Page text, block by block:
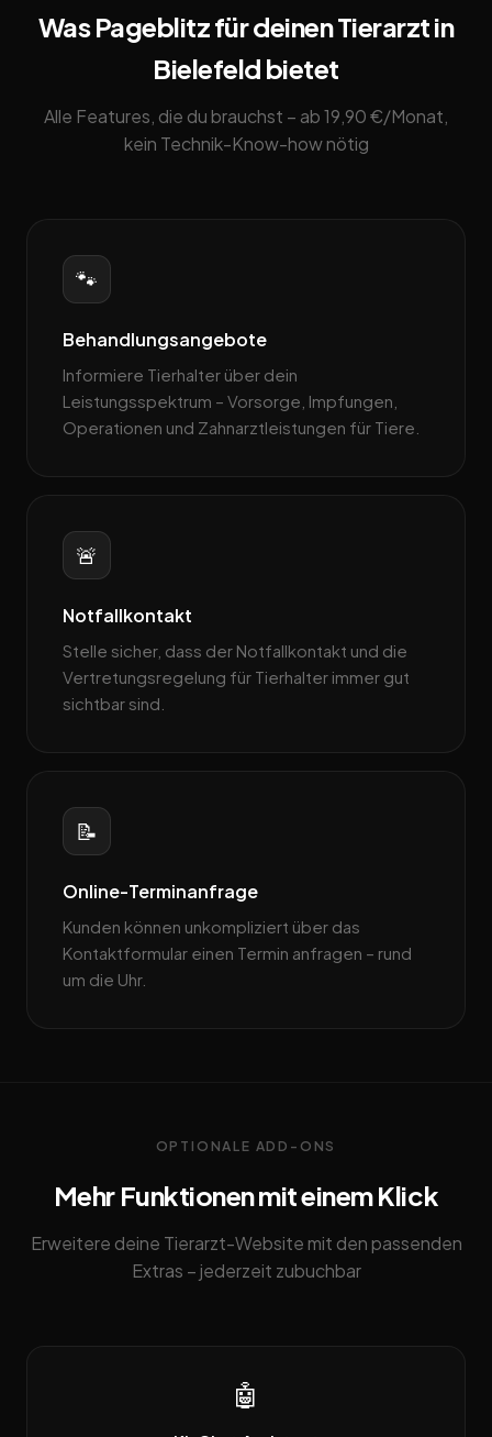
Was Pageblitz für deinen Tierarzt in
Bielefeld bietet
Alle Features, die du brauchst – ab 19,90 €/Monat,
kein Technik-Know-how nötig
🐾
Behandlungsangebote
Informiere Tierhalter über dein
Leistungsspektrum – Vorsorge, Impfungen,
Operationen und Zahnarztleistungen für Tiere.
🚨
Notfallkontakt
Stelle sicher, dass der Notfallkontakt und die
Vertretungsregelung für Tierhalter immer gut
sichtbar sind.
📝
Online-Terminanfrage
Kunden können unkompliziert über das
Kontaktformular einen Termin anfragen – rund
um die Uhr.
OPTIONALE ADD-ONS
Mehr Funktionen mit einem Klick
Erweitere deine Tierarzt-Website mit den passenden
Extras – jederzeit zubuchbar
🤖